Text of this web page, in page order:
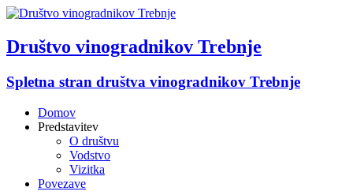
Društvo vinogradnikov Trebnje
Spletna stran društva vinogradnikov Trebnje
Domov
Predstavitev
O društvu
Vodstvo
Vizitka
Povezave